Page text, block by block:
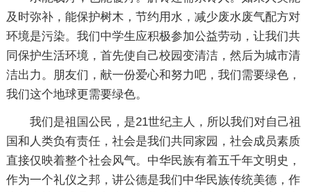
及时弥补，能保护树木，节约用水，减少废水废气配方对
环境是污染。我们中学生应积极参加公益劳动，让我们共
同保护生活环境，首先使自己校园变清洁，然后为城市清
洁出力。朋友们，献一份爱心和努力吧，我们需要绿色，
我们这个地球更需要绿色。
我们是祖国公民，是21世纪主人，所以我们对自己祖
国和人类负有责任，社会是我们共同家园，社会成员素质
直接仅映着整个社会风气。中华民族有着五千年文明史，
作为一个礼仪之邦，讲公德是我们中华民族传统美德，作